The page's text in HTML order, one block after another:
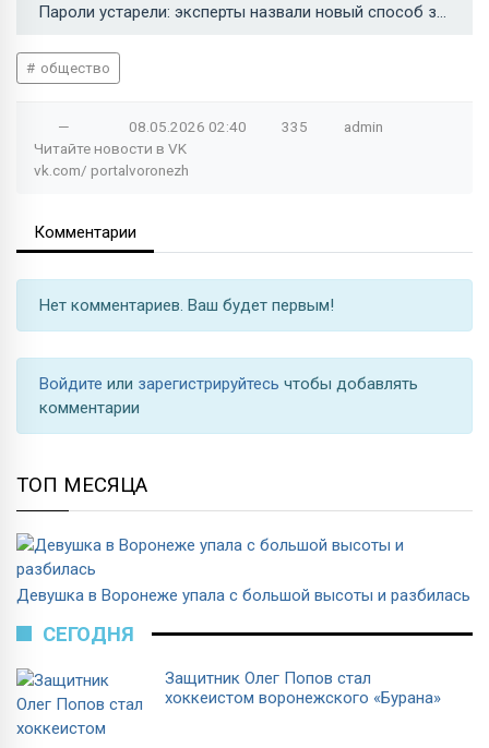
Пароли устарели: эксперты назвали новый способ защиты аккаунтов в 2026 году →
общество
— 08.05.2026 02:40 335
admin
Читайте новости в VK
vk.com/ portalvoronezh
Комментарии
Нет комментариев. Ваш будет первым!
Войдите или зарегистрируйтесь чтобы добавлять
комментарии
ТОП МЕСЯЦА
Девушка в Воронеже упала с большой высоты и разбилась
СЕГОДНЯ
Защитник Олег Попов стал
хоккеистом воронежского «Бурана»